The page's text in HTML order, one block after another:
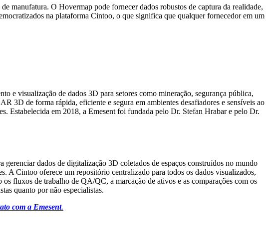
manufatura. O Hovermap pode fornecer dados robustos de captura da realidade,
na plataforma Cintoo, o que significa que qualquer fornecedor em um
e visualização de dados 3D para setores como mineração, segurança pública,
3D de forma rápida, eficiente e segura em ambientes desafiadores e sensíveis ao
Estabelecida em 2018, a Emesent foi fundada pelo Dr. Stefan Hrabar e pelo Dr.
dados de digitalização 3D coletados de espaços construídos no mundo
A Cintoo oferece um repositório centralizado para todos os dados visualizados,
fluxos de trabalho de QA/QC, a marcação de ativos e as comparações com os
quanto por não especialistas.
com a Emesent.